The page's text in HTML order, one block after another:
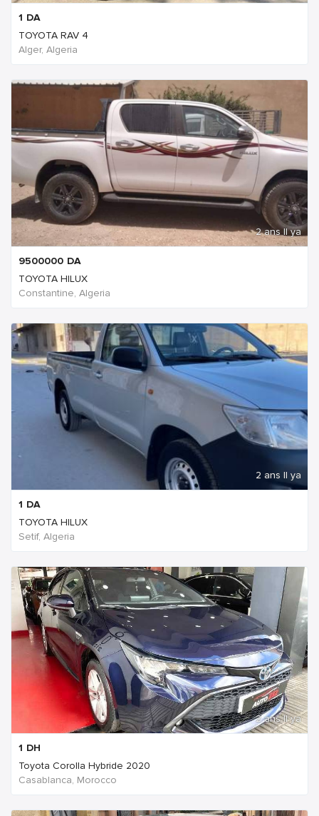
1 DA
TOYOTA RAV 4
Alger, Algeria
2 ans Il ya
9500000 DA
TOYOTA HILUX
Constantine, Algeria
2 ans Il ya
1 DA
TOYOTA HILUX
Setif, Algeria
2 ans Il ya
1 DH
Toyota Corolla Hybride 2020
Casablanca, Morocco